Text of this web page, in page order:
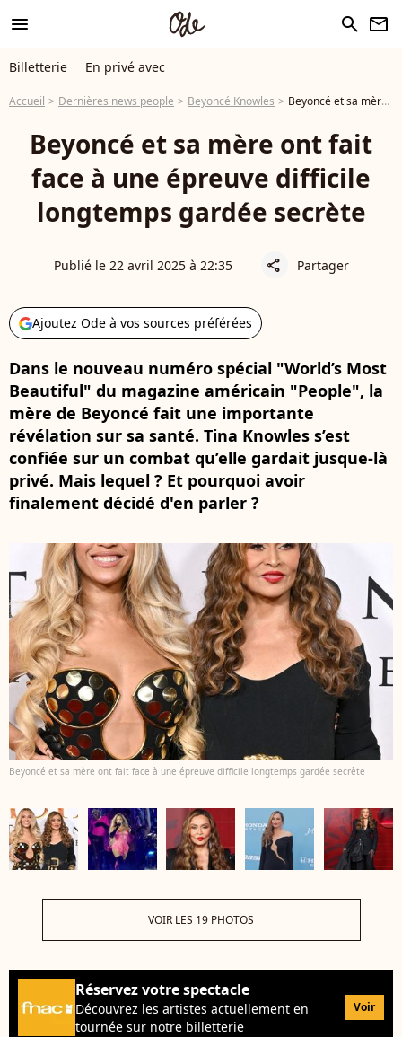
menu search newsletter
Billetterie En privé avec
Accueil Dernières news people Beyoncé Knowles Beyoncé et sa mère ont fait face à une épreuve difficile longtemps gardée secrète
Beyoncé et sa mère ont fait
face à une épreuve difficile
longtemps gardée secrète
Publié le 22 avril 2025 à 22:35 share Partager
Ajoutez Ode à vos sources préférées
Dans le nouveau numéro spécial "World’s Most
Beautiful" du magazine américain "People", la
mère de Beyoncé fait une importante
révélation sur sa santé. Tina Knowles s’est
confiée sur un combat qu’elle gardait jusque-là
privé. Mais lequel ? Et pourquoi avoir
finalement décidé d'en parler ?
Beyoncé et sa mère ont fait face à une épreuve difficile longtemps gardée secrète
VOIR LES 19 PHOTOS
Réservez votre spectacle
Découvrez les artistes actuellement en
tournée sur notre billetterie
Voir